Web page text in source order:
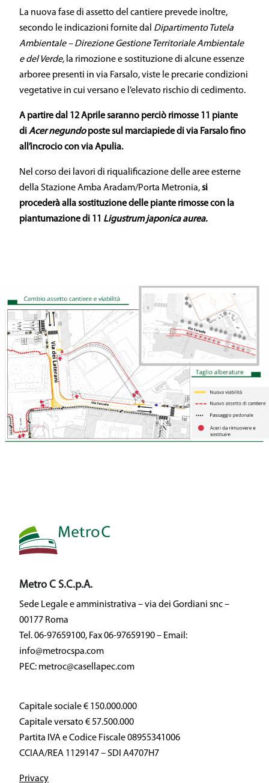
La nuova fase di assetto del cantiere prevede inoltre,
secondo le indicazioni fornite dal Dipartimento Tutela
Ambientale – Direzione Gestione Territoriale Ambientale
e del Verde, la rimozione e sostituzione di alcune essenze
arboree presenti in via Farsalo, viste le precarie condizioni
vegetative in cui versano e l’elevato rischio di cedimento.
A partire dal 12 Aprile saranno perciò rimosse 11 piante
diAcer negundoposte sul marciapiede divia Farsalo fino
all’incrocio con via Apulia.
Nel corso dei lavori di riqualificazione delle aree esterne
della Stazione Amba Aradam/Porta Metronia,si
procederà alla sostituzione delle piante rimosse con la
piantumazione di 11 Ligustrum japonica aurea.
Metro C S.C.p.A.
Sede Legale e amministrativa – via dei Gordiani snc –
00177 Roma
Tel. 06-97659100, Fax 06-97659190 – Email:
info@metrocspa.com
PEC: metroc@casellapec.com
Capitale sociale € 150.000.000
Capitale versato € 57.500.000
Partita IVA e Codice Fiscale 08955341006
CCIAA/REA 1129147 – SDI A4707H7
Privacy